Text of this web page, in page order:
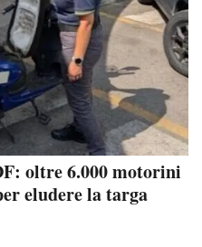
oltre 6.000 motorini
eludere la targa